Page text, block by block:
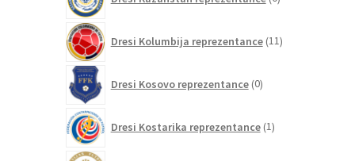
izdelkov
Dresi Kolumbija reprezentance 11izdelkov
Dresi Kosovo reprezentance 0izdelkov
Dresi Kostarika reprezentance 1izdelek